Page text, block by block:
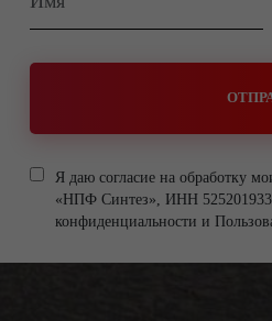
Я даю согласие на обработку
«НПФ Синтез», ИНН
конфиденциальности и